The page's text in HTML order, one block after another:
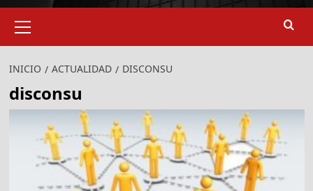
primario
INICIO ACTUALIDAD DISCONSU
disconsu